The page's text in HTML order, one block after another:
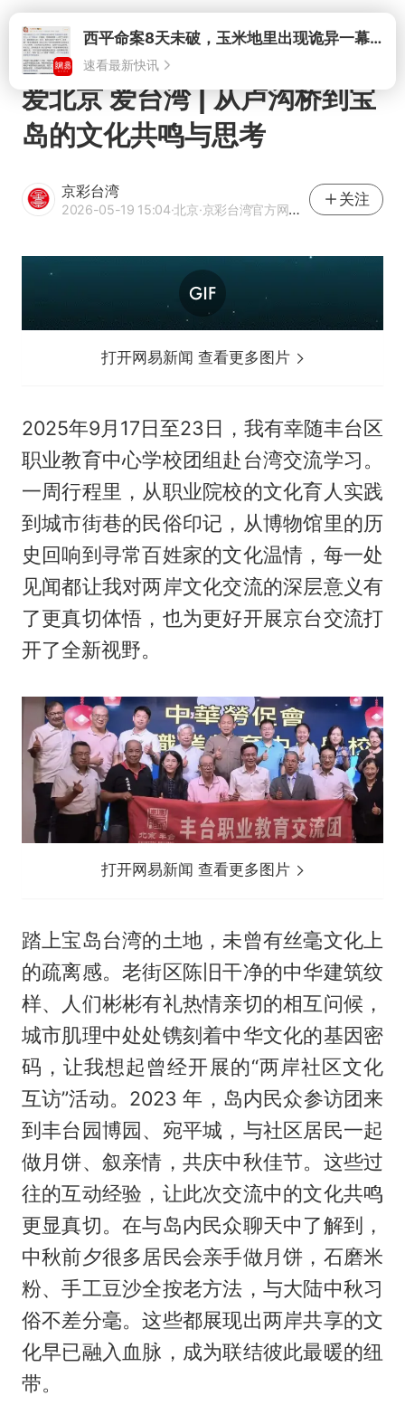
打开西平命案8天未破，玉米地里出现诡异一幕，我突然想起了欧金中
速看最新快讯
爱北京 爱台湾 | 从卢沟桥到宝
岛的文化共鸣与思考
京彩台湾
2026-05-19 15:04·北京·京彩台湾官方网易号
关注
打开网易新闻 查看更多图片
2025年9月17日至23日，我有幸随丰台区
职业教育中心学校团组赴台湾交流学习。
一周行程里，从职业院校的文化育人实践
到城市街巷的民俗印记，从博物馆里的历
史回响到寻常百姓家的文化温情，每一处
见闻都让我对两岸文化交流的深层意义有
了更真切体悟，也为更好开展京台交流打
开了全新视野。
打开网易新闻 查看更多图片
踏上宝岛台湾的土地，未曾有丝毫文化上
的疏离感。老街区陈旧干净的中华建筑纹
样、人们彬彬有礼热情亲切的相互问候，
城市肌理中处处镌刻着中华文化的基因密
码，让我想起曾经开展的“两岸社区文化
互访”活动。2023 年，岛内民众参访团来
到丰台园博园、宛平城，与社区居民一起
做月饼、叙亲情，共庆中秋佳节。这些过
往的互动经验，让此次交流中的文化共鸣
更显真切。在与岛内民众聊天中了解到，
中秋前夕很多居民会亲手做月饼，石磨米
粉、手工豆沙全按老方法，与大陆中秋习
俗不差分毫。这些都展现出两岸共享的文
化早已融入血脉，成为联结彼此最暖的纽
带。